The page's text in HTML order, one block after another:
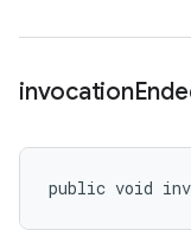
invocation
public void